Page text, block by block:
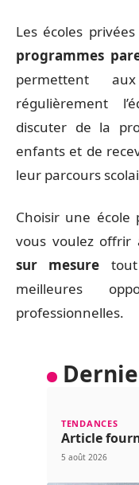
Les écoles
programmes
permettent
régulièrement
discuter de la
enfants et de
leur parcours
Choisir une école
vous voulez
sur mesure
meilleures
professionnelles.
TENDANCES
Article
5 août 2026